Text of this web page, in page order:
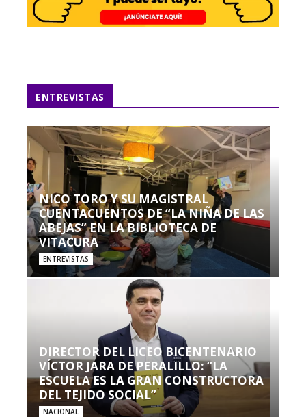
ENTREVISTAS
NICO TORO Y SU MAGISTRAL
CUENTACUENTOS DE “LA NIÑA DE LAS
ABEJAS” EN LA BIBLIOTECA DE
VITACURA
ENTREVISTAS
DIRECTOR DEL LICEO BICENTENARIO
VÍCTOR JARA DE PERALILLO: “LA
ESCUELA ES LA GRAN CONSTRUCTORA
DEL TEJIDO SOCIAL”
NACIONAL